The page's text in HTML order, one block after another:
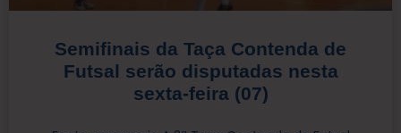
Semifinais da Taça Contenda de
Futsal serão disputadas nesta
sexta-feira (07)